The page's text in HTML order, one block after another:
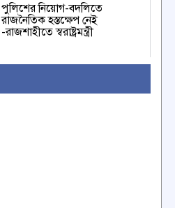
পুলিশের নিয়োগ-বদলিতে
রাজনৈতিক হস্তক্ষেপ নেই
-রাজশাহীতে স্বরাষ্ট্রমন্ত্রী